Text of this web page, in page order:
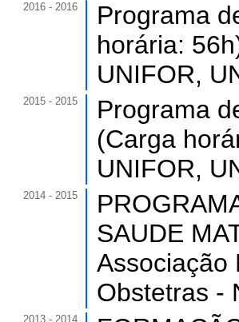
2016 - 2016
Programa
horária:
UNIFOR,
2015 - 2015
Programa
(Carga
UNIFOR,
2014 - 2015
SAUDE
Associação
Obstetras -
2013 - 2014